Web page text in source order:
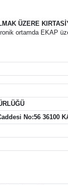
ÜZERE
ortamda EKAP
No:56 36100